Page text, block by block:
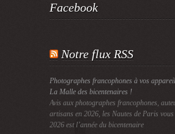
Facebook
Notre flux RSS
Photographes francophones à vos
La Malle des bicentenaires !
Avis aux photographes francophones,
artisans en 2026, les Nautes de Paris
2026 est l’année du bicentenaire